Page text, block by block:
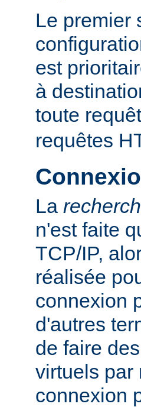
Le premier
est
à
toute
requêtes
La
n'est faite
TCP/IP,
réalisée
connexion
d'autres
de faire
virtuels par
connexion